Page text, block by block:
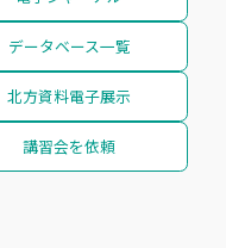
データベース一覧
北方資料電子展示
講習会を依頼